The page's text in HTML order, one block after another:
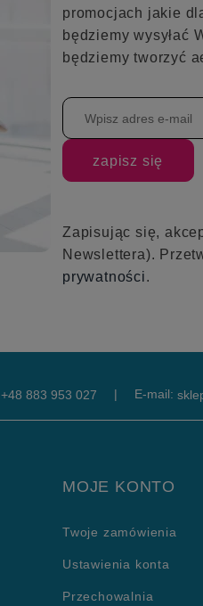
promocjach jakie
będziemy wysyłać
będziemy tworzyć
zapisz się
Zapisując się,
Newslettera).
prywatności.
+48 883 953 027 | E-mail:
MOJE KONTO
Twoje zamówienia
Ustawienia konta
Przechowalnia